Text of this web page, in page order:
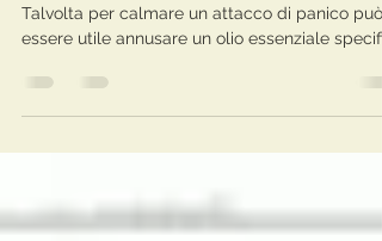
calma
essere utile annusare un olio essenziale